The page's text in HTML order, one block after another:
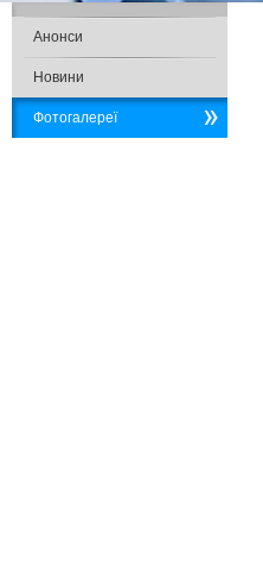
Анонси
Новини
Фотогалереї